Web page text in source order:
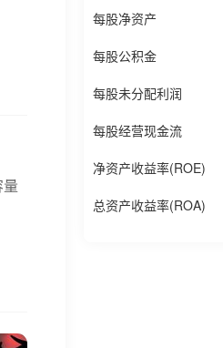
每股净资产
每股公积金
每股未分配利润
每股经营现金流
净资产收益率(ROE)
总资产收益率(ROA)